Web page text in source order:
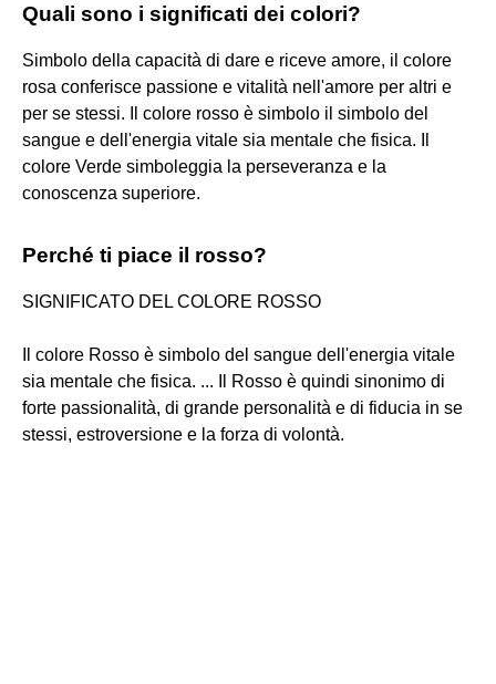
Quali sono i significati dei colori?
Simbolo della capacità di dare e riceve amore, il colore
rosa conferisce passione e vitalità nell'amore per altri e
per se stessi. Il colore rosso è simbolo il simbolo del
sangue e dell'energia vitale sia mentale che fisica. Il
colore Verde simboleggia la perseveranza e la
conoscenza superiore.
Perché ti piace il rosso?
SIGNIFICATO DEL COLORE ROSSO
Il colore Rosso è simbolo del sangue dell'energia vitale
sia mentale che fisica. ... Il Rosso è quindi sinonimo di
forte passionalità, di grande personalità e di fiducia in se
stessi, estroversione e la forza di volontà.